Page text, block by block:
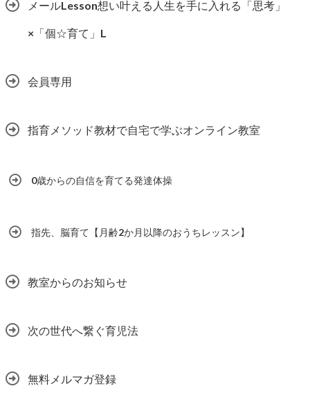
メールLesson想い叶える人生を手に入れる「思考」
×「個☆育て」L
会員専用
指育メソッド教材で自宅で学ぶオンライン教室
0歳からの自信を育てる発達体操
指先、脳育て【月齢2か月以降のおうちレッスン】
教室からのお知らせ
次の世代へ繋ぐ育児法
無料メルマガ登録